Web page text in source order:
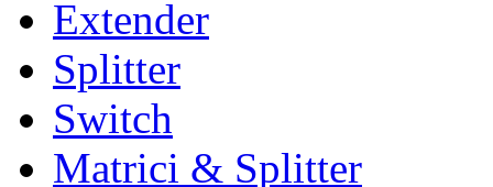
Extender
Splitter
Switch
Matrici & Splitter